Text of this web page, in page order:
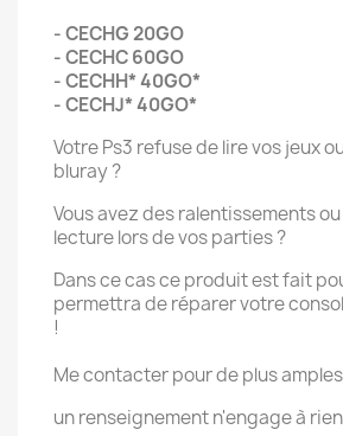
- CECHG 20GO
- CECHC 60GO
- CECHH* 40GO*
- CECHJ* 40GO*
Votre Ps3 refuse de lire vos jeux
bluray ?
Vous avez des ralentissements
lecture lors de vos parties ?
Dans ce cas ce produit est fait
permettra de réparer votre
!
Me contacter pour de plus
un renseignement n'engage à